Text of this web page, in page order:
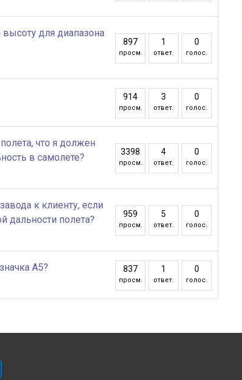
для диапазона
897
просм.
1
ответ.
0
голос.
914
просм.
3
ответ.
0
голос.
что я должен
в самолете?
3398
просм.
4
ответ.
0
голос.
к клиенту, если
дальности полета?
959
просм.
5
ответ.
0
голос.
A5? 837
просм.
1
ответ.
0
голос.